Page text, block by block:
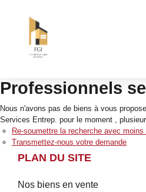
Professionnels
Nous n'avons pas de biens à vous
Services Entrep. pour le moment ,
Re-soumettre la recherche avec
Transmettez-nous votre demande
PLAN DU SITE
Nos biens en vente